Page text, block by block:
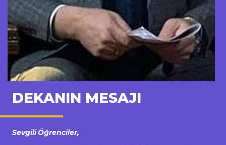
DEKANIN MESAJI
Sevgili Öğrenciler,